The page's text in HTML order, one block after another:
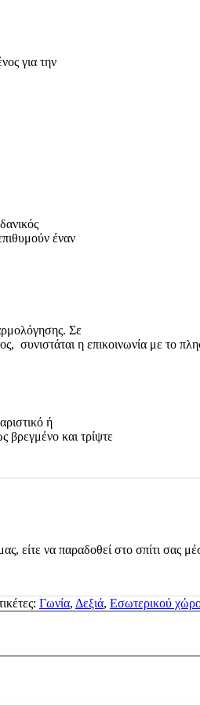
για την
έναν
Σε
συνιστάται η επικοινωνία με το
ή
βρεγμένο και τρίψτε
είτε να παραδοθεί στο σπίτι
Γωνία, Δεξιά, Εσωτερικού